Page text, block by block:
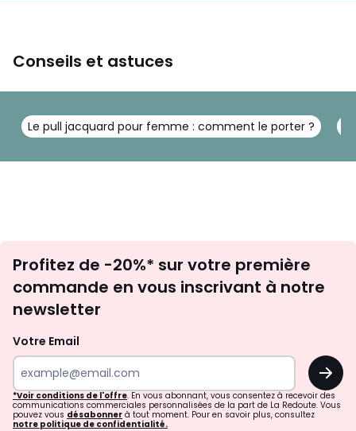
Conseils et astuces
Le pull jacquard pour femme : comment le porter ?
newsletter
Profitez de -20%* sur votre première
commande en vous inscrivant à notre
newsletter
Votre Email
OK
*Voir conditions de l'offre. En vous abonnant, vous consentez à recevoir des
communications commerciales personnalisées de la part de La Redoute. Vous
pouvez vous désabonner à tout moment. Pour en savoir plus, consultez
notre politique de confidentialité.